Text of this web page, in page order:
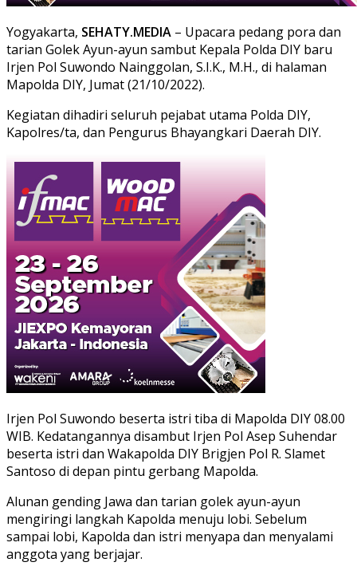
Yogyakarta, SEHATY.MEDIA – Upacara pedang pora dan
tarian Golek Ayun-ayun sambut Kepala Polda DIY baru
Irjen Pol Suwondo Nainggolan, S.I.K., M.H., di halaman
Mapolda DIY, Jumat (21/10/2022).
Kegiatan dihadiri seluruh pejabat utama Polda DIY,
Kapolres/ta, dan Pengurus Bhayangkari Daerah DIY.
Irjen Pol Suwondo beserta istri tiba di Mapolda DIY 08.00
WIB. Kedatangannya disambut Irjen Pol Asep Suhendar
beserta istri dan Wakapolda DIY Brigjen Pol R. Slamet
Santoso di depan pintu gerbang Mapolda.
Alunan gending Jawa dan tarian golek ayun-ayun
mengiringi langkah Kapolda menuju lobi. Sebelum
sampai lobi, Kapolda dan istri menyapa dan menyalami
anggota yang berjajar.